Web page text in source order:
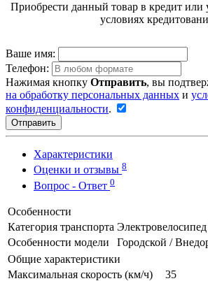
Приобрести данный товар в кредит или
условиях
Ваше имя:
Телефон:
Нажимая кнопку Отправить, вы
на обработку персональных данных и
конфиденциальности.
Отправить
Характеристики
Оценки и отзывы 8
Вопрос - Ответ 0
Особенности
Категория транспорта
Особенности модели
Городской /
Общие характеристики
Максимальная скорость (км/ч)
35